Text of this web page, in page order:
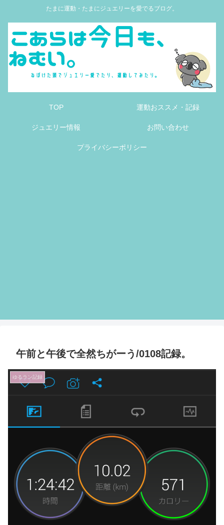
たまに運動・たまにジュエリーを愛でるブログ。
TOP 運動おススメ・記録
ジュエリー情報 お問い合わせ
プライバシーポリシー
午前と午後で全然ちがーう/0108記録。
ゆるラン記録